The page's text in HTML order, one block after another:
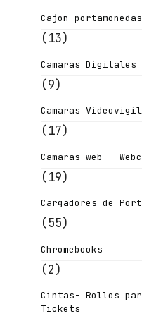
Cajon portamonedas
(13)
Camaras Digitales
(9)
Camaras
(17)
Camaras web -
(19)
Cargadores de
(55)
Chromebooks
(2)
Cintas- Rollos
Tickets